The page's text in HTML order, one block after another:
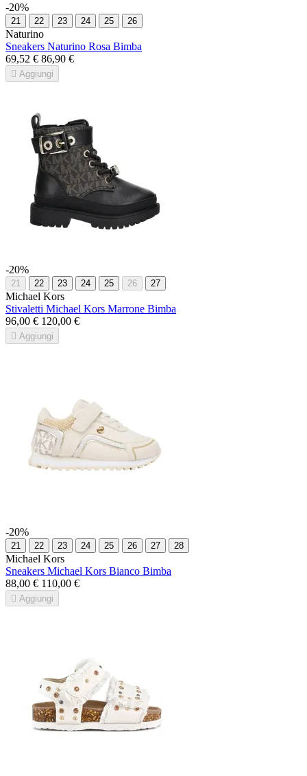
-20%
21 22 23 24 25 26
Naturino
Sneakers Naturino Rosa Bimba
69,52 € 86,90 €
 Aggiungi
-20%
21 22 23 24 25 26 27
Michael Kors
Stivaletti Michael Kors Marrone Bimba
96,00 € 120,00 €
 Aggiungi
-20%
21 22 23 24 25 26 27 28
Michael Kors
Sneakers Michael Kors Bianco Bimba
88,00 € 110,00 €
 Aggiungi